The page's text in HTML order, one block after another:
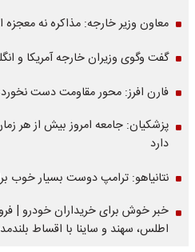
معاون وزیر خارجه: مذاکره نه
گفت وگوی وزیران خارجه آمریکا و
فارن افرز: محور مقاومت دست
پزشکیان: جامعه امروز بیش از هر
دارد
نتانیاهو: ترامپ دوست بسیار خوب
خبر خوش برای خریداران خودرو |
اطلس، سهند و ساینا با اقساط